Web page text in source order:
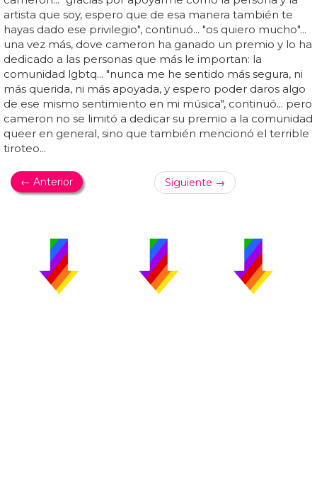
artista que soy, espero que de esa manera también te
hayas dado ese privilegio", continuó... "os quiero mucho"...
una vez más, dove cameron ha ganado un premio y lo ha
dedicado a las personas que más le importan: la
comunidad lgbtq... "nunca me he sentido más segura, ni
más querida, ni más apoyada, y espero poder daros algo
de ese mismo sentimiento en mi música", continuó... pero
cameron no se limitó a dedicar su premio a la comunidad
queer en general, sino que también mencionó el terrible
tiroteo...
← Anterior Siguiente →